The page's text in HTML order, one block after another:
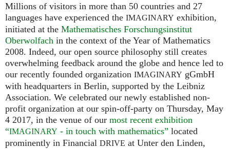
Millions of visitors in more than 50 countries and 27
languages have experienced the IMAGINARY exhibition,
initiated at the Mathematisches Forschungsinstitut
Oberwolfach in the context of the Year of Mathematics
2008. Indeed, our open source philosophy still creates
overwhelming feedback around the globe and hence led to
our recently founded organization IMAGINARY gGmbH
with headquarters in Berlin, supported by the Leibniz
Association. We celebrated our newly established non-
profit organization at our spin-off-party on Thursday, May
4 2017, in the venue of our most recent exhibition
“IMAGINARY - in touch with mathematics” located
prominently in Financial DRIVE at Unter den Linden,